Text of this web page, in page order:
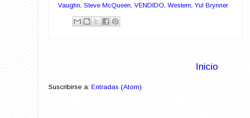
Vaughn Steve McQueen VENDIDO Western Yul Brynner
Inicio
Suscribirse a: Entradas (Atom)